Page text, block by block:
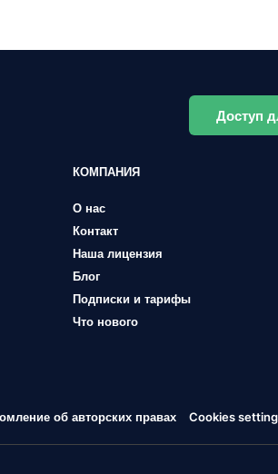
Доступ
КОМПАНИЯ
О нас
Контакт
Наша лицензия
Блог
Подписки и тарифы
Что нового
об авторских правах Cookies